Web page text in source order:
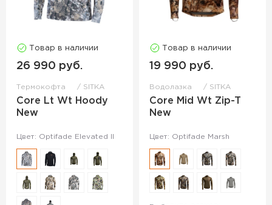
Товар в наличии
26 990 руб.
Термокофта SITKA
Core Lt Wt Hoody
New
Цвет: Optifade Elevated II
Товар в наличии
19 990 руб.
Водолазка SITKA
Core Mid Wt Zip-T
New
Цвет: Optifade Marsh